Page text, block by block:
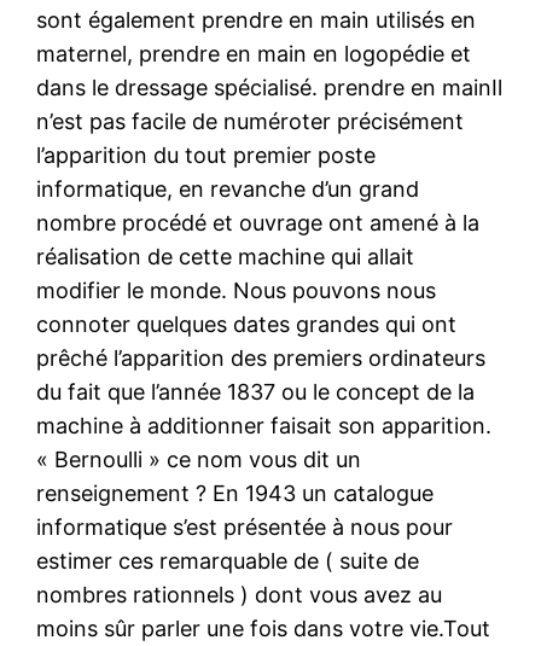
sont également prendre en main utilisés en
maternel, prendre en main en logopédie et
dans le dressage spécialisé. prendre en mainIl
n’est pas facile de numéroter précisément
l’apparition du tout premier poste
informatique, en revanche d’un grand
nombre procédé et ouvrage ont amené à la
réalisation de cette machine qui allait
modifier le monde. Nous pouvons nous
connoter quelques dates grandes qui ont
prêché l’apparition des premiers ordinateurs
du fait que l’année 1837 ou le concept de la
machine à additionner faisait son apparition.
« Bernoulli » ce nom vous dit un
renseignement ? En 1943 un catalogue
informatique s’est présentée à nous pour
estimer ces remarquable de ( suite de
nombres rationnels ) dont vous avez au
moins sûr parler une fois dans votre vie.Tout